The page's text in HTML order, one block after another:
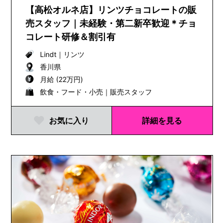
【高松オルネ店】リンツチョコレートの販
売スタッフ｜未経験・第二新卒歓迎＊チョ
コレート研修＆割引有
Lindt｜ リンツ
香川県
月給 (22万円)
飲食・フード・小売｜販売スタッフ
お気に入り 詳細を見る